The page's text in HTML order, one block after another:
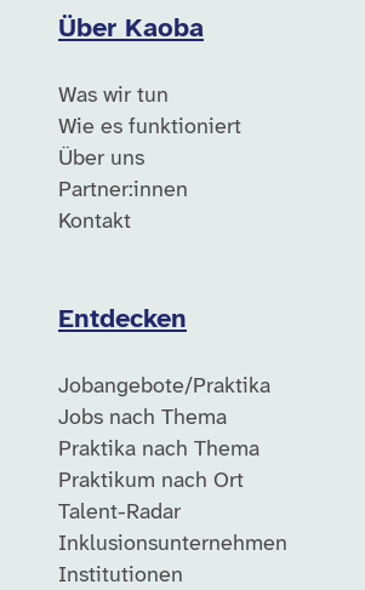
Über Kaoba
Was wir tun
Wie es funktioniert
Über uns
Partner:innen
Kontakt
Entdecken
Jobangebote/Praktika
Jobs nach Thema
Praktika nach Thema
Praktikum nach Ort
Talent-Radar
Inklusionsunternehmen
Institutionen